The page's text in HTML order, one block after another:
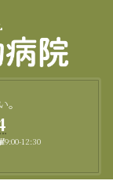
9:00-12:30